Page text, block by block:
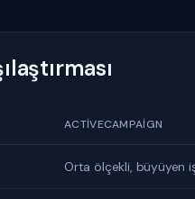
ACTIVECAMPAIGN
Orta ölçekli, büyüyen